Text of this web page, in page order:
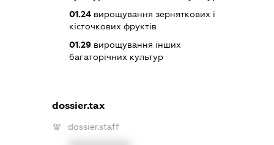
01.24 вирощування зерняткових і
кісточкових фруктів
01.29 вирощування інших
багаторічних культур
dossier.tax
dossier.staff